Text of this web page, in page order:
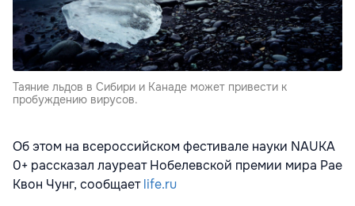
Таяние льдов в Сибири и Канаде может привести к
пробуждению вирусов.
Об этом на всероссийском фестивале науки NAUKA
0+ рассказал лауреат Нобелевской премии мира Рае
Квон Чунг, сообщаетlife.ru